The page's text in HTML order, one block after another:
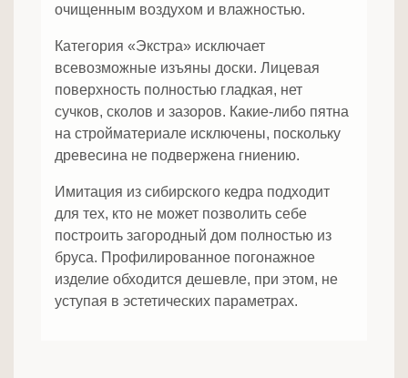
очищенным воздухом и влажностью.
Категория «Экстра» исключает
всевозможные изъяны доски. Лицевая
поверхность полностью гладкая, нет
сучков, сколов и зазоров. Какие-либо пятна
на стройматериале исключены, поскольку
древесина не подвержена гниению.
Имитация из сибирского кедра подходит
для тех, кто не может позволить себе
построить загородный дом полностью из
бруса. Профилированное погонажное
изделие обходится дешевле, при этом, не
уступая в эстетических параметрах.